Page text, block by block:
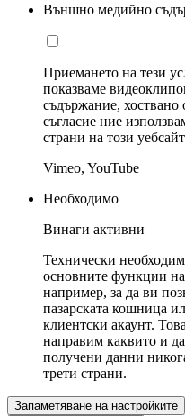
Външно медийно
Приемането на тези
показваме
съдържание,
съгласие ние
страни на този
Vimeo, YouTube
Необходимо
Винаги активни
Технически
основните функции на
например, за да ви
пазарската кошница
клиентски акаунт.
направим каквито и
получени данни
трети страни.
Запаметяване на настройките